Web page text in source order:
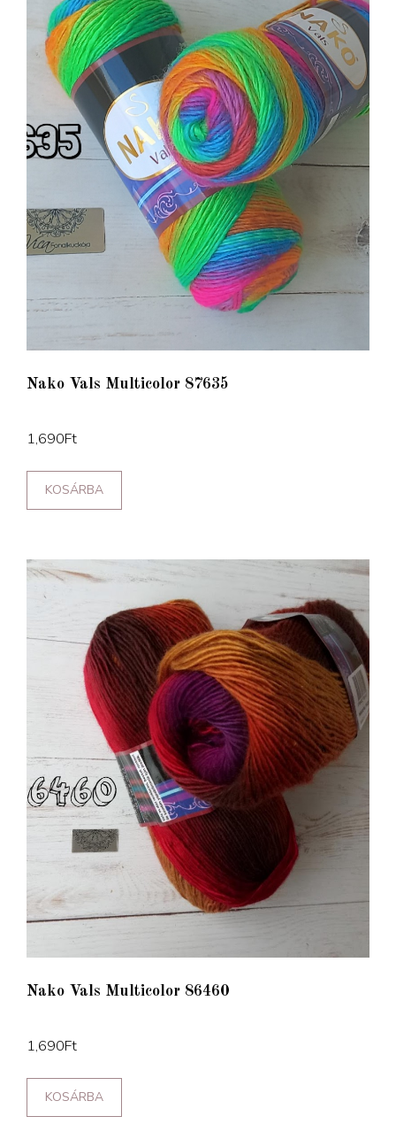
Nako Vals Multicolor 87635
1,690Ft
KOSÁRBA
Nako Vals Multicolor 86460
1,690Ft
KOSÁRBA